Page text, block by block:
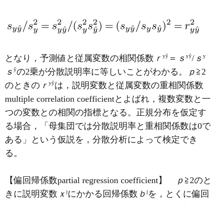
となり，予測値と従属変数の相関係数 ｒ yŷ ＝ ｓ yŷ/ ｓ y
ｓ ŷの2乗が分散説明率に等しいことがわかる。 ｐ ≧2
のときの ｒ yŷは，説明変数と従属変数の重相関係数
multiple correlation coefficientとよばれ，複数変数と一
つの変数との相関の指標となる。正規分布を仮定す
る場合，「母集団では分散説明率と重相関係数は0で
ある」という仮説を，分散分析によって検定でき
る。
【偏回帰係数partial regression coefficient】 ｐ ≧2のと
きに説明変数 ｘjにかかる回帰係数 ｂj を，とくに偏回